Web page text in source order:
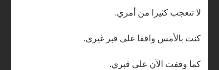
.لا تتعجب كثيرا من أمري
.كنت بالأمس واقفا على قبر غيري
.كما وقفت الآن على قبري